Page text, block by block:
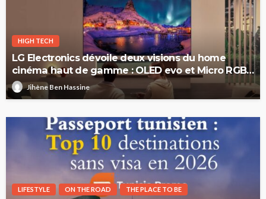
HIGH TECH
LG Electronics dévoile deux visions du home
cinéma haut de gamme : OLED evo et Micro RGB
evoJihène Ben Hassine
LIFESTYLE ON THE ROAD THE PLACE TO BE